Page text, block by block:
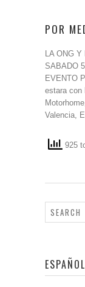
POR
LA ONG
SABADO
EVENTO
estara con
Valencia,
925
ESPAÑOL